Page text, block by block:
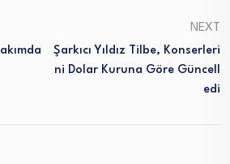
NEXT
Şarkıcı Yıldız Tilbe, Konserleri
Ni Dolar Kuruna Göre Güncell
Edi